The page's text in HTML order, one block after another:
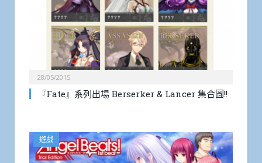
28/05/2015
『Fate』系列出場 Berserker & Lancer 集合圖!!
遊戲